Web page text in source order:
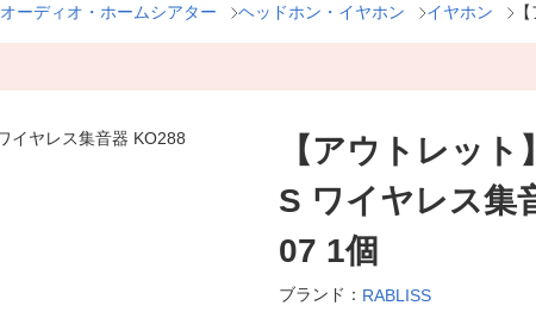
オーディオ・ホームシアター ヘッドホン・イヤホン イヤホン
【アウトレッ
S ワイヤレス集
07 1個
ブランド： RABLISS